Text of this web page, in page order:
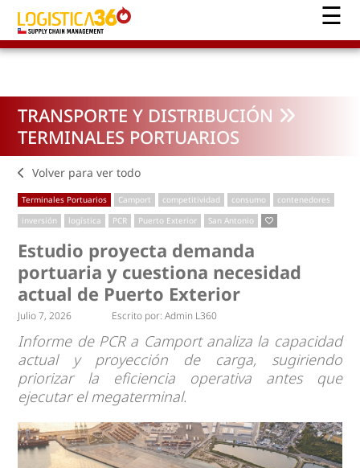
TRANSPORTE Y DISTRIBUCIÓN
TERMINALES PORTUARIOS
Volver para ver todo
Terminales Portuarios Camport competitividad consumo
contenedores
inversión
logística PCR Puerto Exterior San Antonio
Estudio proyecta demanda
portuaria y cuestiona necesidad
actual de Puerto Exterior
Julio 7, 2026 Escrito por: Admin L360
Informe de PCR a Camport analiza la capacidad
actual y proyección de carga, sugiriendo
priorizar la eficiencia operativa antes que
ejecutar el megaterminal.